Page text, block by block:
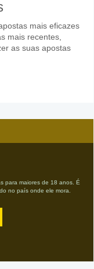
mais eficazes
mais recentes,
as suas apostas
para maiores de 18 anos. É
no país onde ele mora.